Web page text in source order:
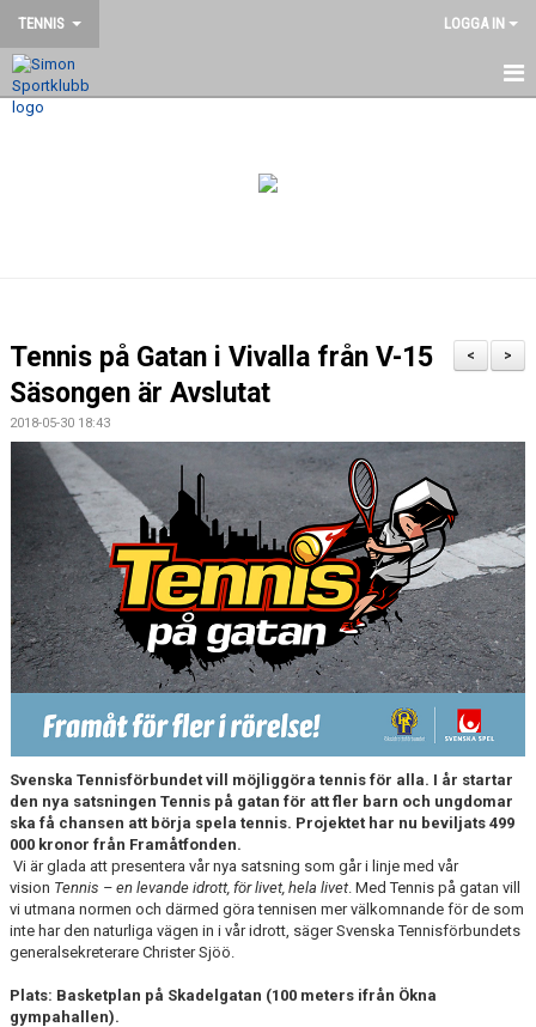
TENNIS LOGGA IN
HEM
TRÄNARE & LEDARE
ANMÄL DIG TILL SOMMAR TENNIS
>
<
Tennis på Gatan i Vivalla från V-15
Säsongen är Avslutat
2018-05-30 18:43
Svenska Tennisförbundet vill möjliggöra tennis för alla. I år startar
den nya satsningen Tennis på gatan för att fler barn och ungdomar
ska få chansen att börja spela tennis. Projektet har nu beviljats 499
000 kronor från Framåtfonden.
Vi är glada att presentera vår nya satsning som går i linje med vår
vision Tennis – en levande idrott, för livet, hela livet . Med Tennis på gatan vill
vi utmana normen och därmed göra tennisen mer välkomnande för de som
inte har den naturliga vägen in i vår idrott, säger Svenska Tennisförbundets
generalsekreterare Christer Sjöö.
Plats: Basketplan på Skadelgatan (100 meters ifrån Ökna
gympahallen).